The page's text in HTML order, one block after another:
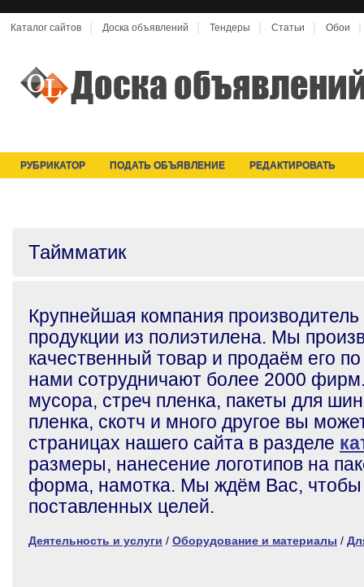
Каталог сайтов Доска объявлений Тендеры Статьи Обои
РУБРИКАТОР ПОДАТЬ ОБЪЯВЛЕНИЕ РЕДАКТИРОВАТЬ
Таймматик
Крупнейшая компания
продукции из полиэтилена. Мы
качественный товар и продаём его
нами сотрудничают более 2000
мусора, стреч пленка, пакеты для
пленка, скотч и много другое вы
страницах нашего сайта в разделе
размеры, нанесение логотипов на
форма, намотка. Мы ждём Вас, чтобы
поставленных целей.
Деятельность и услуги / Оборудование и материалы /